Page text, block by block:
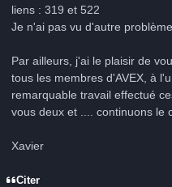
liens : 319 et 522
Je n'ai pas vu d'autre
Par ailleurs, j'ai le plaisir de
tous les membres d'AVEX, à
remarquable travail effectué
vous deux et .... continuons le
Xavier
Citer